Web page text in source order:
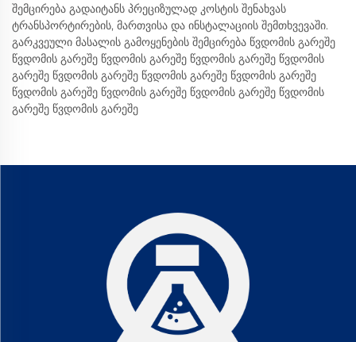
შემცირება გადაიტანს პრეციზულად კოსტის შენახვას
ტრანსპორტირების, მართვისა და ინსტალაციის შემთხვევაში.
გარკვეული მასალის გამოყენების შემცირება წვდომის გარეშე
წვდომის გარეშე წვდომის გარეშე წვდომის გარეშე წვდომის
გარეშე წვდომის გარეშე წვდომის გარეშე წვდომის გარეშე
წვდომის გარეშე წვდომის გარეშე წვდომის გარეშე წვდომის
გარეშე წვდომის გარეშე